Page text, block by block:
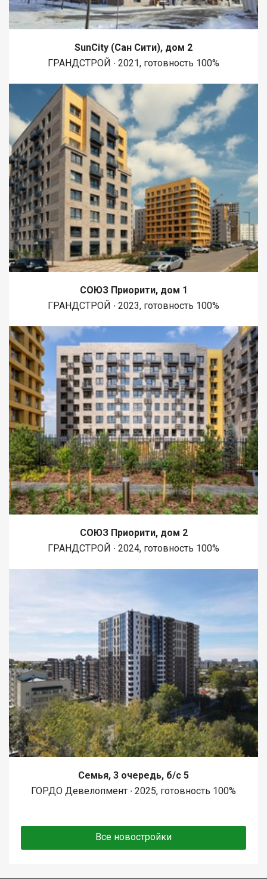
SunCity (Сан Сити), дом 2
ГРАНДСТРОЙ ∙ 2021, готовность 100%
СОЮЗ Приорити, дом 1
ГРАНДСТРОЙ ∙ 2023, готовность 100%
СОЮЗ Приорити, дом 2
ГРАНДСТРОЙ ∙ 2024, готовность 100%
Семья, 3 очередь, б/с 5
ГОРДО Девелопмент ∙ 2025, готовность 100%
Все новостройки